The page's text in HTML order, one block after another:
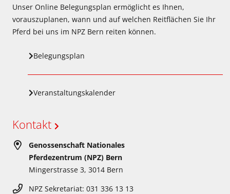
Unser Online Belegungsplan ermöglicht es Ihnen,
vorauszuplanen, wann und auf welchen Reitflächen Sie Ihr
Pferd bei uns im NPZ Bern reiten können.
Belegungsplan
Veranstaltungskalender
Kontakt
Genossenschaft Nationales
Pferdezentrum (NPZ) Bern
Mingerstrasse 3, 3014 Bern
NPZ Sekretariat: 031 336 13 13